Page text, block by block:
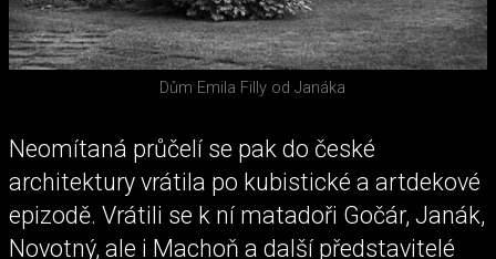
Dům Emila Filly od Janáka
Neomítaná průčelí se pak do české
architektury vrátila po kubistické a artdekové
epizodě. Vrátili se k ní matadoři Gočár, Janák,
Novotný, ale i Machoň a další představitelé